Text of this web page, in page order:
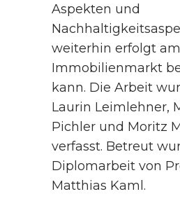
Aspekten und
weiterhin erfolgt
Immobilienmarkt
kann. Die Arbeit
Laurin Leimlehner,
Pichler und Moritz
verfasst. Betreut
Diplomarbeit von
Matthias Kaml.